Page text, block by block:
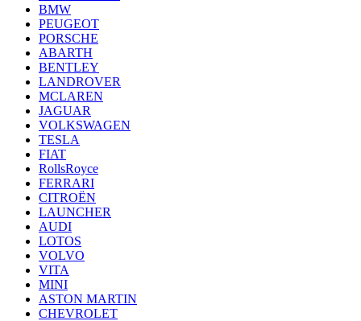
BMW
PEUGEOT
PORSCHE
ABARTH
BENTLEY
LANDROVER
MCLAREN
JAGUAR
VOLKSWAGEN
TESLA
FIAT
RollsRoyce
FERRARI
CITROËN
LAUNCHER
AUDI
LOTOS
VOLVO
VITA
MINI
ASTON MARTIN
CHEVROLET